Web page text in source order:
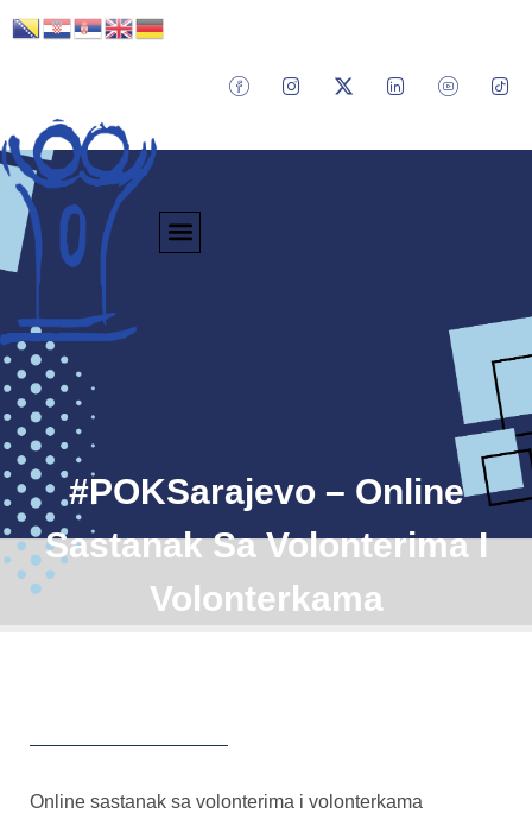
#POKSarajevo – Online
Sastanak Sa Volonterima I
Volonterkama
Online sastanak sa volonterima i volonterkama